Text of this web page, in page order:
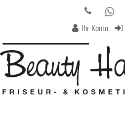
Ihr Konto